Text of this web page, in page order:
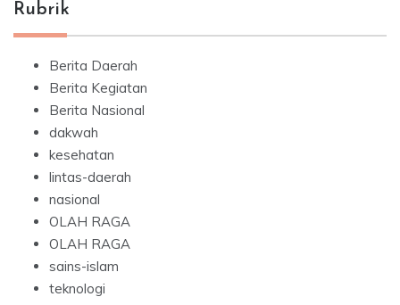
Rubrik
Berita Daerah
Berita Kegiatan
Berita Nasional
dakwah
kesehatan
lintas-daerah
nasional
OLAH RAGA
OLAH RAGA
sains-islam
teknologi